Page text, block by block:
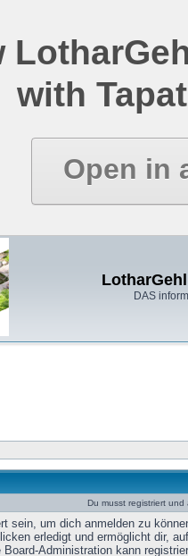
with
Open in
DAS
Du musst registriert
sein, um dich anmelden zu
erledigt und ermöglicht dir, auf
Administration kann